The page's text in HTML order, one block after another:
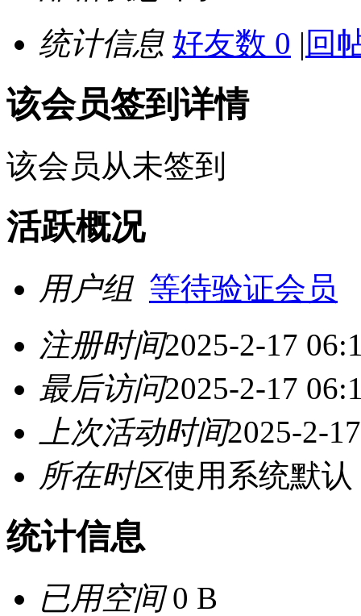
统计信息 好友数 0 | 回
该会员签到详情
该会员从未签到
活跃概况
用户组 等待验证会员
注册时间2025-2-17
最后访问2025-2-17
上次活动时间2025-2-
所在时区使用系统默认
统计信息
已用空间0 B